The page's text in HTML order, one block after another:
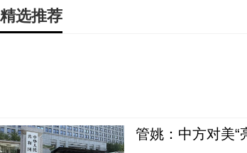
精选推荐
管姚：中方对美“